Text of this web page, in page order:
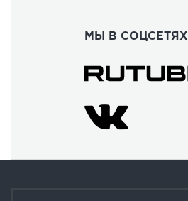
МЫ В СОЦСЕТЯХ